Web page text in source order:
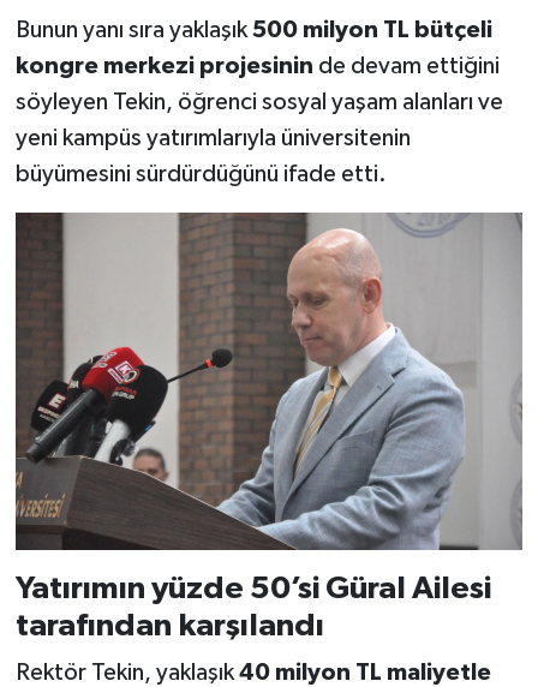
Bunun yanı sıra yaklaşık500 milyon TL bütçeli
kongre merkezi projesinin de devam ettiğini
söyleyen Tekin, öğrenci sosyal yaşam alanları ve
yeni kampüs yatırımlarıyla üniversitenin
büyümesini sürdürdüğünü ifade etti.
Yatırımın yüzde 50’si Güral Ailesi
tarafından karşılandı
Rektör Tekin, yaklaşık40 milyon TL maliyetle